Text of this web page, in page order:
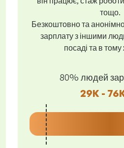
тощо.
Безкоштовно та
зарплату з іншими
посаді та в тому
80% людей
29K -